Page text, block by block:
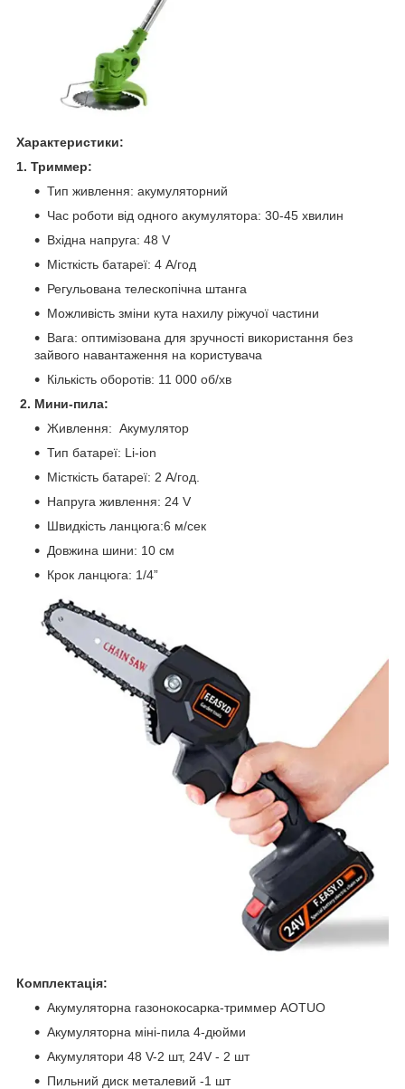
Характеристики:
1. Триммер:
Тип живлення: акумуляторний
Час роботи від одного акумулятора: 30-45 хвилин
Вхідна напруга: 48 V
Місткість батареї: 4 А/год
Регульована телескопічна штанга
Можливість зміни кута нахилу ріжучої частини
Вага: оптимізована для зручності використання без
зайвого навантаження на користувача
Кількість оборотів: 11 000 об/хв
2. Мини-пила:
Живлення: Акумулятор
Тип батареї: Li-ion
Місткість батареї: 2 А/год.
Напруга живлення: 24 V
Швидкість ланцюга:6 м/сек
Довжина шини: 10 см
Крок ланцюга: 1/4”
Комплектація:
Акумуляторна газонокосарка-триммер AOTUO
Акумуляторна міні-пила 4-дюйми
Акумулятори 48 V-2 шт, 24V - 2 шт
Пильний диск металевий -1 шт